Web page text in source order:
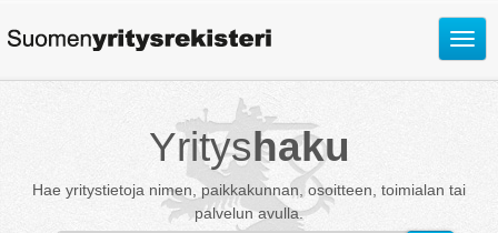
Avaa
Yrityshaku
Hae yritystietoja nimen, paikkakunnan, osoitteen, toimialan tai
palvelun avulla.